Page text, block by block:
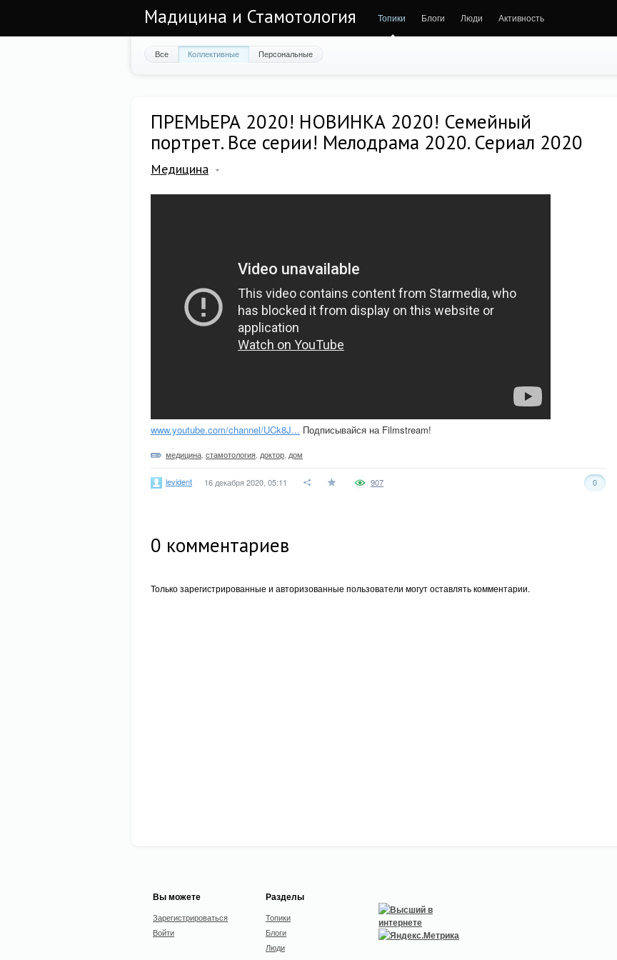
Мадицина и Стамотология Топики Блоги Люди Активность
Все Коллективные Персональные
ПРЕМЬЕРА 2020! НОВИНКА 2020! Семейный
портрет. Все серии! Мелодрама 2020. Сериал 2020
Медицина
www.youtube.com/channel/UCk8J... Подписывайся на Filmstream!
медицина стамотология доктор дом
levident 16 декабря 2020, 05:11 0
907
0 комментариев
Только зарегистрированные и авторизованные пользователи могут оставлять комментарии.
Вы можете
Зарегистрироваться
Войти
Разделы
Топики
Блоги
Люди